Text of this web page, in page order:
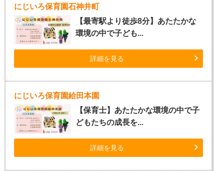
にじいろ保育園石神井町
【最寄駅より徒歩8分】あたたかな
環境の中で子ども...
詳細を見る
にじいろ保育園給田本園
【保育士】あたたかな環境の中で子
どもたちの成長を...
詳細を見る